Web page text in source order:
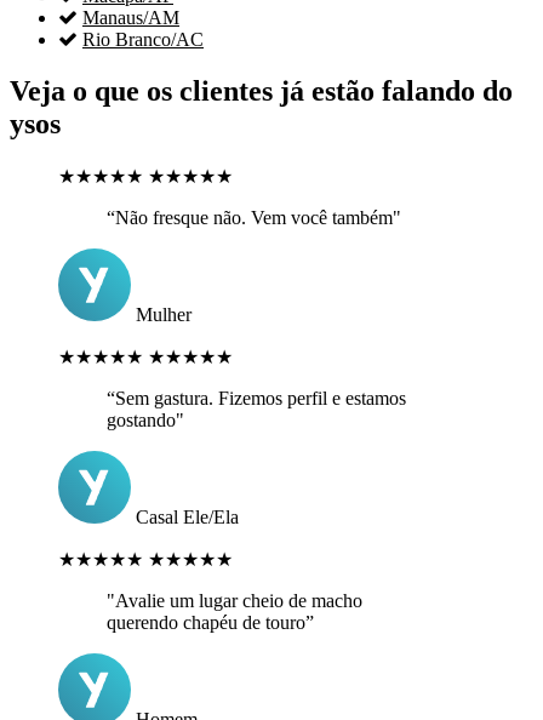
 Manaus/AM
 Rio Branco/AC
Veja o que os clientes já estão falando do
ysos
★★★★★ ★★★★★
“Não fresque não. Vem você também"
Mulher
★★★★★ ★★★★★
“Sem gastura. Fizemos perfil e estamos
gostando"
Casal Ele/Ela
★★★★★ ★★★★★
"Avalie um lugar cheio de macho
querendo chapéu de touro”